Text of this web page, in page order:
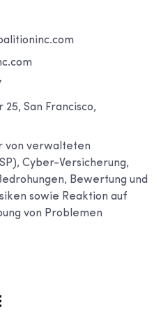
San Francisco,
von verwalteten
Cyber-Versicherung,
Bewertung und
sowie Reaktion auf
von Problemen